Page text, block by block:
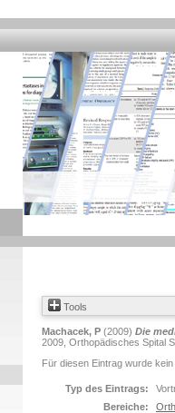
Tools
Machacek, P (2009) Die
2009, Orthopädisches Spital
Für diesen Eintrag wurde
Typ des Eintrags:
Bereiche: